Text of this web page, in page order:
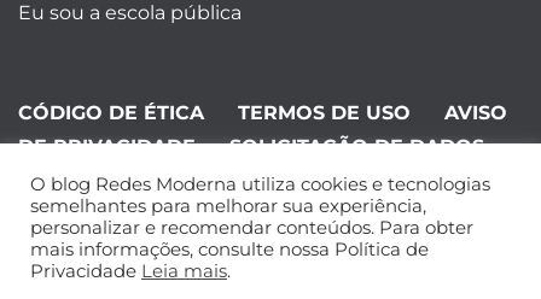
Eu sou a escola pública
CÓDIGO DE ÉTICA TERMOS DE USO
AVISO
DE PRIVACIDADE
SOLICITAÇÃO DE DADOS
©Editora Moderna 2024. Todos os
direitos reservados.
O blog Redes Moderna utiliza cookies e tecnologias
semelhantes para melhorar sua experiência,
personalizar e recomendar conteúdos. Para obter
mais informações, consulte nossa Política de
Privacidade Leia mais.